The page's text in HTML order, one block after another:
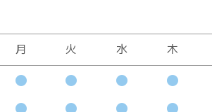
月 火 水 木